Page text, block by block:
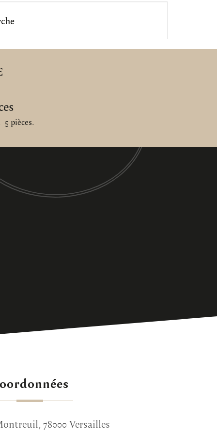
5 pièces.
78000 Versailles